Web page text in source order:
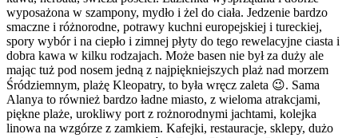
wyposażona w szampony, mydło i żel do ciała. Jedzenie bardzo
smaczne i różnorodne, potrawy kuchni europejskiej i tureckiej,
spory wybór i na ciepło i zimnej płyty do tego rewelacyjne ciasta i
dobra kawa w kilku rodzajach. Może basen nie był za duży ale
mając tuż pod nosem jedną z najpiękniejszych plaż nad morzem
Śródziemnym, plażę Kleopatry, to była wręcz zaleta 😉. Sama
Alanya to również bardzo ładne miasto, z wieloma atrakcjami,
piękne plaże, urokliwy port z rożnorodnymi jachtami, kolejka
linowa na wzgórze z zamkiem. Kafejki, restauracje, sklepy, dużo